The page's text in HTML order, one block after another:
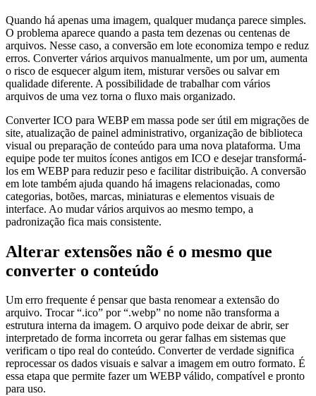
Quando há apenas uma imagem, qualquer mudança parece simples.
O problema aparece quando a pasta tem dezenas ou centenas de
arquivos. Nesse caso, a conversão em lote economiza tempo e reduz
erros. Converter vários arquivos manualmente, um por um, aumenta
o risco de esquecer algum item, misturar versões ou salvar em
qualidade diferente. A possibilidade de trabalhar com vários
arquivos de uma vez torna o fluxo mais organizado.
Converter ICO para WEBP em massa pode ser útil em migrações de
site, atualização de painel administrativo, organização de biblioteca
visual ou preparação de conteúdo para uma nova plataforma. Uma
equipe pode ter muitos ícones antigos em ICO e desejar transformá-
los em WEBP para reduzir peso e facilitar distribuição. A conversão
em lote também ajuda quando há imagens relacionadas, como
categorias, botões, marcas, miniaturas e elementos visuais de
interface. Ao mudar vários arquivos ao mesmo tempo, a
padronização fica mais consistente.
Alterar extensões não é o mesmo que
converter o conteúdo
Um erro frequente é pensar que basta renomear a extensão do
arquivo. Trocar “.ico” por “.webp” no nome não transforma a
estrutura interna da imagem. O arquivo pode deixar de abrir, ser
interpretado de forma incorreta ou gerar falhas em sistemas que
verificam o tipo real do conteúdo. Converter de verdade significa
reprocessar os dados visuais e salvar a imagem em outro formato. É
essa etapa que permite fazer um WEBP válido, compatível e pronto
para uso.